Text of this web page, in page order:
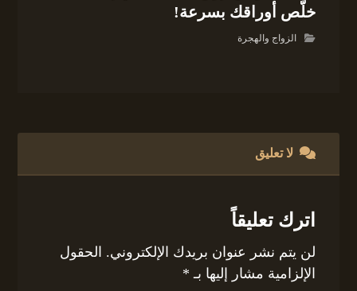
خلّص أوراقك بسرعة!
الزواج والهجرة
لا تعليق
اترك تعليقاً
لن يتم نشر عنوان بريدك الإلكتروني. الحقول
الإلزامية مشار إليها بـ *